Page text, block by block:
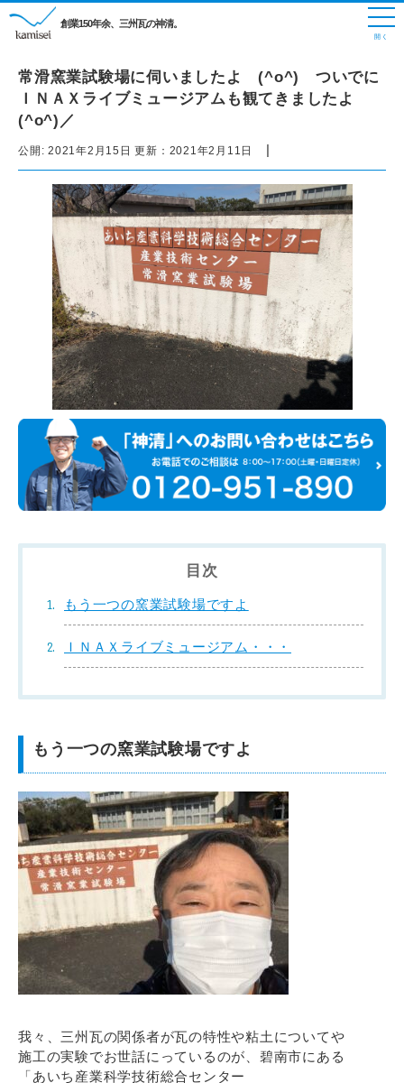
創業150年余、三州瓦の神清。
常滑窯業試験場に伺いましたよ (^o^) ついでに
ＩＮＡＸライブミュージアムも観てきましたよ
(^o^)／
公開: 2021年2月15日 更新： 2021年2月11日 |
目次
もう一つの窯業試験場ですよ
ＩＮＡＸライブミュージアム・・・
もう一つの窯業試験場ですよ
我々、三州瓦の関係者が瓦の特性や粘土についてや
施工の実験でお世話にっているのが、碧南市にある
「あいち産業科学技術総合センター